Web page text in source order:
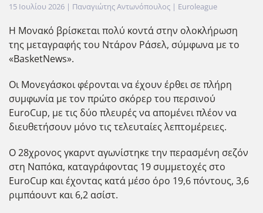
15 Ιουλίου 2026 | Παναγιώτης Αντωνόπουλος | Euroleague
Η Μονακό βρίσκεται πολύ κοντά στην ολοκλήρωση
της μεταγραφής του Ντάρον Ράσελ, σύμφωνα με το
«BasketNews».
Οι Μονεγάσκοι φέρονται να έχουν έρθει σε πλήρη
συμφωνία με τον πρώτο σκόρερ του περσινού
EuroCup, με τις δύο πλευρές να απομένει πλέον να
διευθετήσουν μόνο τις τελευταίες λεπτομέρειες.
Ο 28χρονος γκαρντ αγωνίστηκε την περασμένη σεζόν
στη Ναπόκα, καταγράφοντας 19 συμμετοχές στο
EuroCup και έχοντας κατά μέσο όρο 19,6 πόντους, 3,6
ριμπάουντ και 6,2 ασίστ.